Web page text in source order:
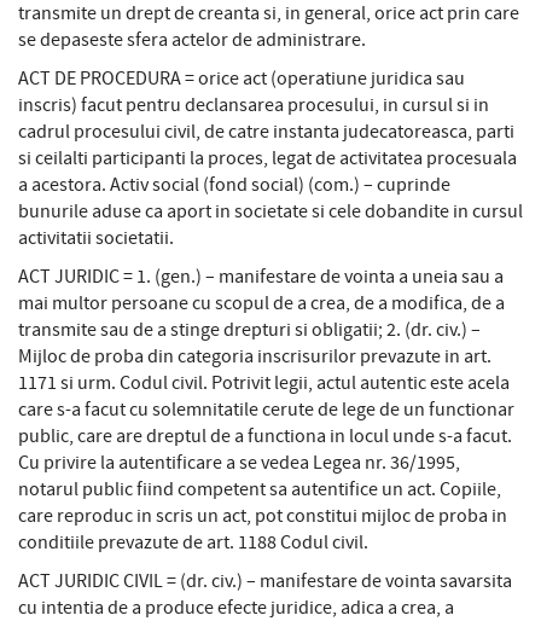
transmite un drept de creanta si, in general, orice act prin care
se depaseste sfera actelor de administrare.
ACT DE PROCEDURA = orice act (operatiune juridica sau
inscris) facut pentru declansarea procesului, in cursul si in
cadrul procesului civil, de catre instanta judecatoreasca, parti
si ceilalti participanti la proces, legat de activitatea procesuala
a acestora. Activ social (fond social) (com.) – cuprinde
bunurile aduse ca aport in societate si cele dobandite in cursul
activitatii societatii.
ACT JURIDIC = 1. (gen.) – manifestare de vointa a uneia sau a
mai multor persoane cu scopul de a crea, de a modifica, de a
transmite sau de a stinge drepturi si obligatii; 2. (dr. civ.) –
Mijloc de proba din categoria inscrisurilor prevazute in art.
1171 si urm. Codul civil. Potrivit legii, actul autentic este acela
care s-a facut cu solemnitatile cerute de lege de un functionar
public, care are dreptul de a functiona in locul unde s-a facut.
Cu privire la autentificare a se vedea Legea nr. 36/1995,
notarul public fiind competent sa autentifice un act. Copiile,
care reproduc in scris un act, pot constitui mijloc de proba in
conditiile prevazute de art. 1188 Codul civil.
ACT JURIDIC CIVIL = (dr. civ.) – manifestare de vointa savarsita
cu intentia de a produce efecte juridice, adica a crea, a